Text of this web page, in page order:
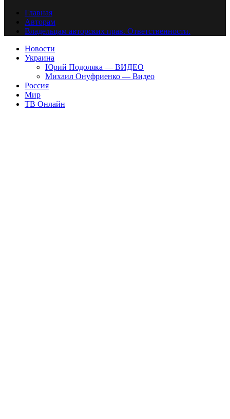
Главная
Авторам
Владельцам авторских прав. Ответственности.
Новости
Украина
Юрий Подоляка — ВИДЕО
Михаил Онуфриенко — Видео
Россия
Мир
ТВ Онлайн